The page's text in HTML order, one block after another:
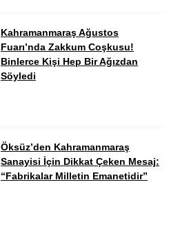
Kahramanmaraş Ağustos
Fuarı’nda Zakkum Coşkusu!
Binlerce Kişi Hep Bir Ağızdan
Söyledi
Öksüz’den Kahramanmaraş
Sanayisi İçin Dikkat Çeken Mesaj:
“Fabrikalar Milletin Emanetidir”